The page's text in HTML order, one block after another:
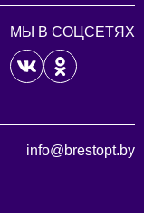
МЫ В СОЦСЕТЯХ
info@brestopt.by